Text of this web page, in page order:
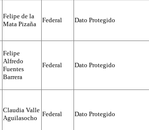
Felipe de la
Mata Pizaña
Federal Dato Protegido
Felipe
Alfredo
Fuentes
Barrera
Federal Dato Protegido
Claudia Valle
Aguilasocho
Federal Dato Protegido